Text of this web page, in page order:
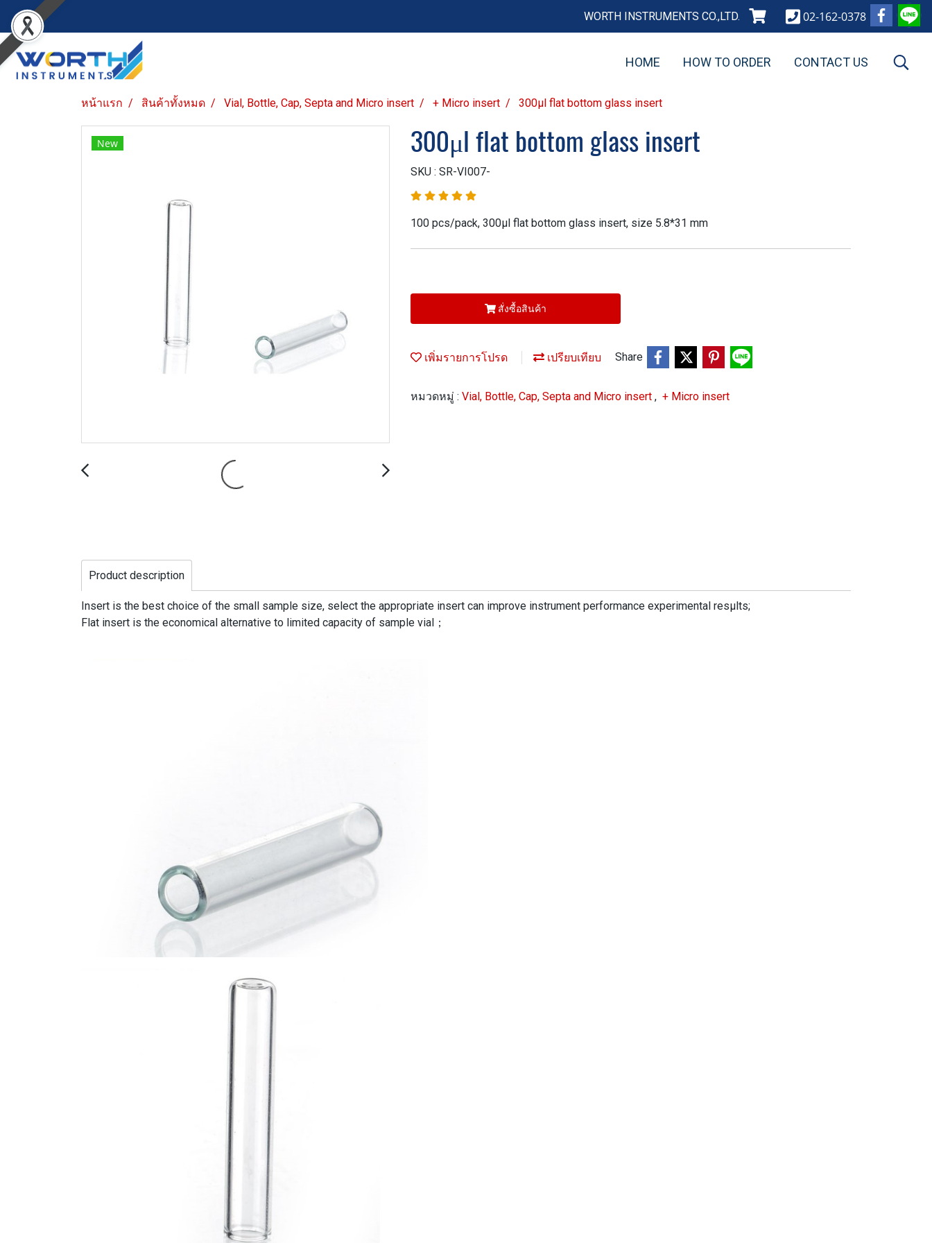
WORTH INSTRUMENTS CO.,LTD. 02-162-0378
HOME HOW TO ORDER CONTACT US
หน้าแรก สินค้าทั้งหมด Vial, Bottle, Cap, Septa and Micro insert + Micro insert 300μl flat bottom glass insert
New 300μl flat bottom glass insert
SKU : SR-VI007-
100 pcs/pack, 300µl flat bottom glass insert, size 5.8*31 mm
สั่งซื้อสินค้า
เพิ่มรายการโปรด เปรียบเทียบ Share
หมวดหมู่ : Vial, Bottle, Cap, Septa and Micro insert , + Micro insert
Product description
Insert is the best choice of the small sample size, select the appropriate insert can improve instrument performance experimental resμlts;
Flat insert is the economical alternative to limited capacity of sample vial；